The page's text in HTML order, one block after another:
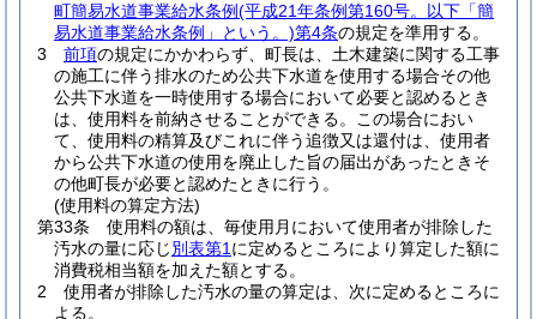
町簡易水道事業給水条例(平成21年条例第160号。以下「簡
易水道事業給水条例」という。)第4条の規定を準用する。
3
前項の規定にかかわらず、町長は、土木建築に関する工事
の施工に伴う排水のため公共下水道を使用する場合その他
公共下水道を一時使用する場合において必要と認めるとき
は、使用料を前納させることができる。
この場合におい
て、使用料の精算及びこれに伴う追徴又は還付は、使用者
から公共下水道の使用を廃止した旨の届出があったときそ
の他町長が必要と認めたときに行う。
(使用料の算定方法)
第33条
使用料の額は、毎使用月において使用者が排除した
汚水の量に応じ別表第1 に定めるところにより算定した額に
消費税相当額を加えた額とする。
2
使用者が排除した汚水の量の算定は、次に定めるところに
よる。